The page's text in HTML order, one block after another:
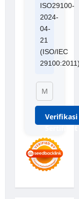
ISO29100-
2024-
04-
21
(ISO/IEC
Verifikasi
Sertifikat